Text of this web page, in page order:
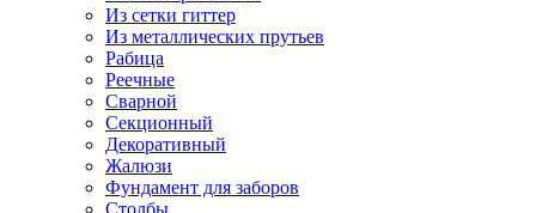
Из сетки гиттер
Из металлических прутьев
Рабица
Реечные
Сварной
Секционный
Декоративный
Жалюзи
Фундамент для заборов
Столбы